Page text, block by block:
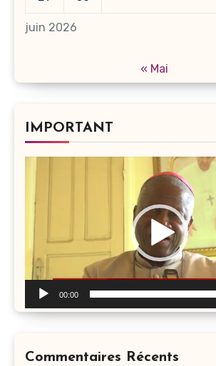
juin 2026
« Mai
IMPORTANT
00:00
Commentaires Récents